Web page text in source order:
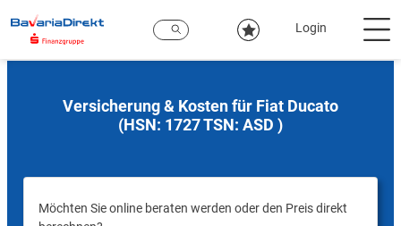
Hauptinhalt
Login
Versicherung & Kosten für Fiat Ducato
(HSN: 1727 TSN: ASD )
Möchten Sie online beraten werden oder den Preis direkt